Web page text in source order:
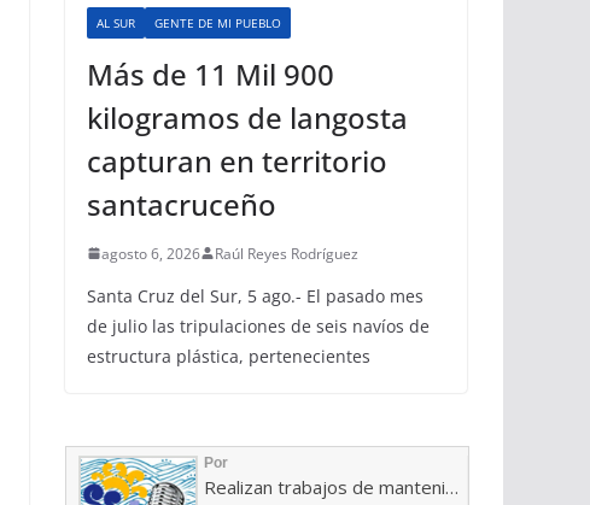
AL SUR GENTE DE MI PUEBLO
Más de 11 Mil 900
kilogramos de langosta
capturan en territorio
santacruceño
agosto 6, 2026 Raúl Reyes Rodríguez
Santa Cruz del Sur, 5 ago.- El pasado mes
de julio las tripulaciones de seis navíos de
estructura plástica, pertenecientes